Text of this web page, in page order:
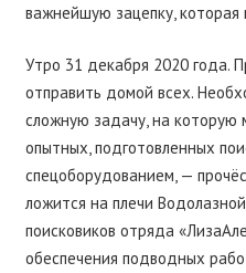
важнейшую зацепку,
Утро 31 декабря 2020 года.
отправить домой всех.
сложную задачу, на которую
опытных, подготовленных
спецоборудованием, —
ложится на плечи
поисковиков отряда
обеспечения подводных